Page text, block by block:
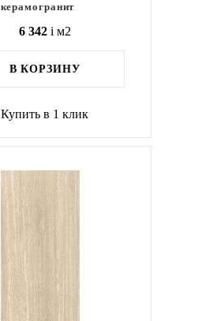
керамогранит
6 342 i м2
В КОРЗИНУ
Купить в 1 клик